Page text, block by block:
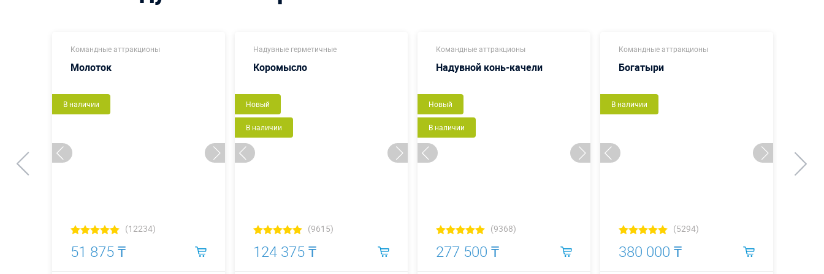
Командные аттракционы
Молоток
В наличии
(12234)
51 875 ₸
Надувные герметичные
Коромысло
Новый
В наличии
(9615)
124 375 ₸
Командные аттракционы
Надувной конь-качели
Новый
В наличии
(9368)
277 500 ₸
Командные аттракционы
Богатыри
В наличии
(5294)
380 000 ₸